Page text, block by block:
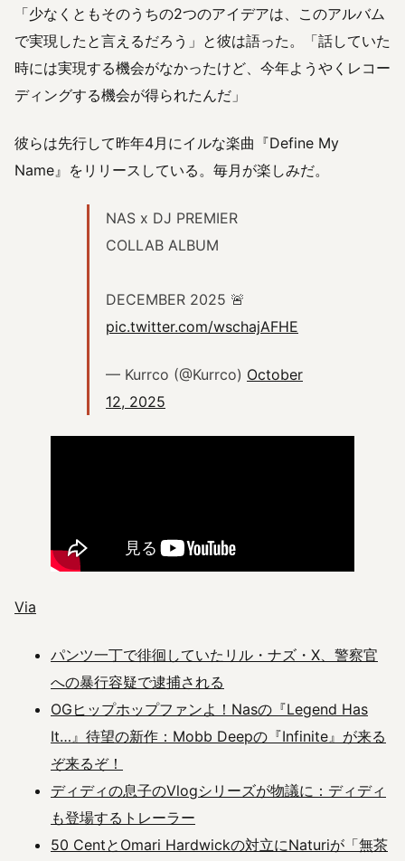
「少なくともそのうちの2つのアイデアは、このアルバム
で実現したと言えるだろう」と彼は語った。「話していた
時には実現する機会がなかったけど、今年ようやくレコー
ディングする機会が得られたんだ」
彼らは先行して昨年4月にイルな楽曲『Define My
Name』をリリースしている。毎月が楽しみだ。
NAS x DJ PREMIER
COLLAB ALBUM
DECEMBER 2025 🚨
pic.twitter.com/wschajAFHE
— Kurrco (@Kurrco) October
12, 2025
Via
パンツ一丁で徘徊していたリル・ナズ・X、警察官
への暴行容疑で逮捕される
OGヒップホップファンよ！Nasの『Legend Has
It…』待望の新作：Mobb Deepの『Infinite』が来る
ぞ来るぞ！
ディディの息子のVlogシリーズが物議に：ディディ
も登場するトレーラー
50 CentとOmari Hardwickの対立にNaturiが「無茶